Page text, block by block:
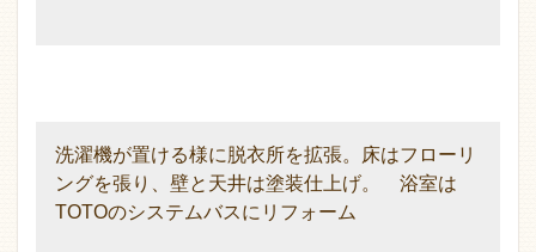
洗濯機が置ける様に脱衣所を拡張。床はフローリ
ングを張り、壁と天井は塗装仕上げ。 浴室は
TOTOのシステムバスにリフォーム